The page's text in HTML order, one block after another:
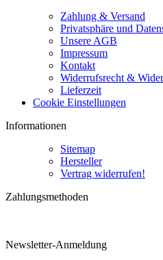
Zahlung & Versand
Privatsphäre und
Unsere AGB
Impressum
Kontakt
Widerrufsrecht &
Lieferzeit
Cookie Einstellungen
Informationen
Sitemap
Hersteller
Vertrag widerrufen!
Zahlungsmethoden
Newsletter-Anmeldung